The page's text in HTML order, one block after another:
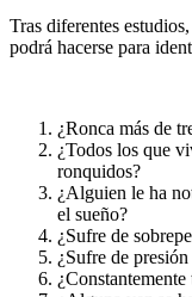
Tras diferentes
podrá hacerse para
¿Ronca más de
¿Todos los que
ronquidos?
¿Alguien le ha
el sueño?
¿Sufre de
¿Sufre de